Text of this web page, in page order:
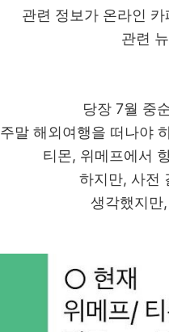
관련 정보가 온라인
관련
당장 7월 중
주말 해외여행을 떠나야
티몬, 위메프에서
하지만, 사전
생각했지만